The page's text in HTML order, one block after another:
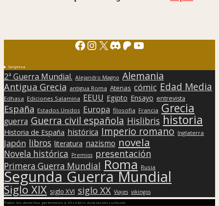
Facebook
Instagram
X Discord
Patreon
YouTube
Sorpresa
2ª Guerra Mundial. Alejandro Magno Alemania
Antigua Grecia antigua Roma Atenas cómic Edad Media
Edhasa Ediciones Salamina EEUU Egipto Ensayo entrevista
España Estados Unidos Europa filosofía Francia Grecia
guerra Guerra civil española Hislibris historia
Historia de España histórica Imperio romano Inglaterra
Japón libros literatura nazismo novela
Novela histórica Premios presentación
Primera Guerra Mundial Roma Rusia
Segunda Guerra Mundial
Siglo XIX siglo XVI siglo XX Viajes vikingos
Todos los derechos pertenecen a Hislibris Asociación cultural